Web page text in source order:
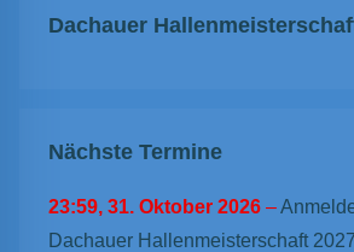
Dachauer
Nächste Termine
23:59, 31. Oktober 2026 –
Dachauer Hallenmeisterschaft 2027